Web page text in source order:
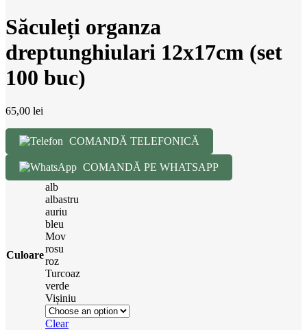
Săculeți organza
dreptunghiulari 12x17cm (set
100 buc)
65,00 lei
COMANDĂ TELEFONICĂ
COMANDĂ PE WHATSAPP
Culoare
alb
albastru
auriu
bleu
Mov
rosu
roz
Turcoaz
verde
Vișiniu
Clear